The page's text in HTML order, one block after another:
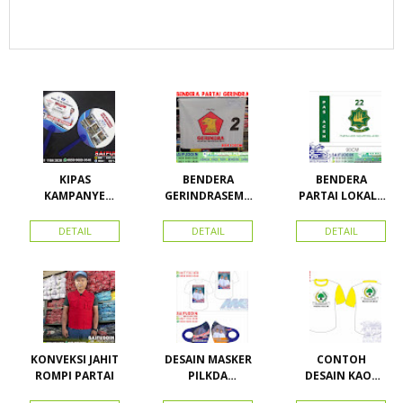
KIPAS
KAMPANYE
DETAIL
BENDERA
GERINDRASEMU
DETAIL
BENDERA
PARTAI LOKAL /
ACEH
DETAIL
KONVEKSI JAHIT
ROMPI PARTAI
DESAIN MASKER
PILKDA
CONTOH
DESAIN KAOS